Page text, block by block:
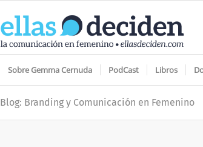
Sobre Gemma Cernuda PodCast Libros
Blog: Branding y Comunicación en Femenino